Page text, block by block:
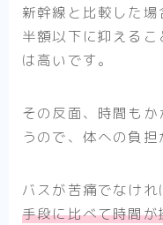
新幹線と比較した
半額以下に抑える
は高いです。
その反面、時間も
うので、体への負担
バスが苦痛でなけれ
手段に比べて時間